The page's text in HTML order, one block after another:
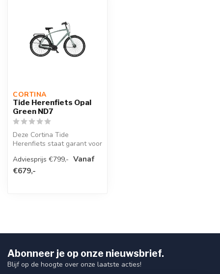
CORTINA
Tide Herenfiets Opal
Green ND7
Deze Cortina Tide
Herenfiets staat garant voor
zor...
Adviesprijs €799,- Vanaf
€679,-
Abonneer je op onze nieuwsbrief.
Blijf op de hoogte over onze laatste acties!